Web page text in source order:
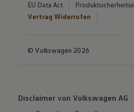
EU Data Act
Vertrag Widerrufen
© Volkswagen 2026
Disclaimer von Volkswagen AG